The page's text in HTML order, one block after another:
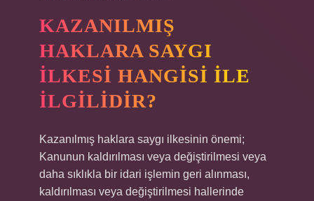
KAZANILMIŞ
HAKLARA SAYGI
ILKESI HANGISI ILE
ILGILIDIR?
Kazanılmış haklara saygı ilkesinin önemi;
Kanunun kaldırılması veya değiştirilmesi veya
daha sıklıkla bir idari işlemin geri alınması,
kaldırılması veya değiştirilmesi hallerinde